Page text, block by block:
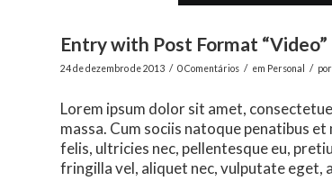
Entry with Post Format “Video”
24 de dezembro de 2013 / 0 Comentários / em Personal / por
Lorem ipsum dolor sit amet,
massa. Cum sociis natoque penatibus
felis, ultricies nec, pellentesque eu,
fringilla vel, aliquet nec, vulputate eget,